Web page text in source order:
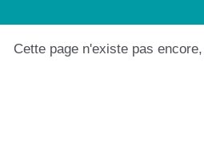
Cette page n'existe pas